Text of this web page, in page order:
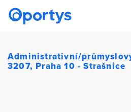
Administrativní/
3207, Praha 10 - Strašnice